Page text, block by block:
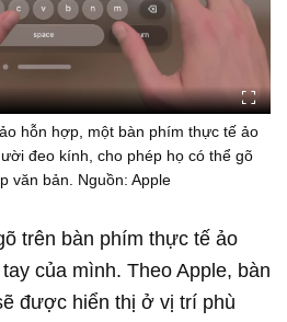
hỗn hợp, một bàn phím thực tế ảo
đeo kính, cho phép họ có thể gõ
văn bản. Nguồn: Apple
trên bàn phím thực tế ảo
của mình. Theo Apple, bàn
được hiển thị ở vị trí phù